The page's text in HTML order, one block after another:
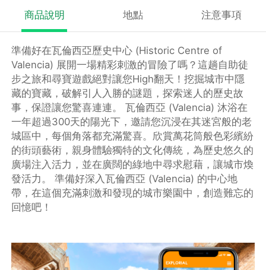
商品說明 地點 注意事項
準備好在瓦倫西亞歷史中心 (Historic Centre of
Valencia) 展開一場精彩刺激的冒險了嗎？這趟自助徒
步之旅和尋寶遊戲絕對讓您High翻天！挖掘城市中隱
藏的寶藏，破解引人入勝的謎題，探索迷人的歷史故
事，保證讓您驚喜連連。 瓦倫西亞 (Valencia) 沐浴在
一年超過300天的陽光下，邀請您沉浸在其迷宮般的老
城區中，每個角落都充滿驚喜。欣賞萬花筒般色彩繽紛
的街頭藝術，親身體驗獨特的文化傳統，為歷史悠久的
廣場注入活力，並在廣闊的綠地中尋求慰藉，讓城市煥
發活力。 準備好深入瓦倫西亞 (Valencia) 的中心地
帶，在這個充滿刺激和發現的城市樂園中，創造難忘的
回憶吧！